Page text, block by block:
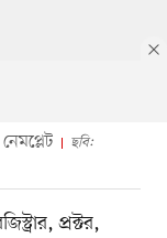
ছবি:
প্রক্টর,